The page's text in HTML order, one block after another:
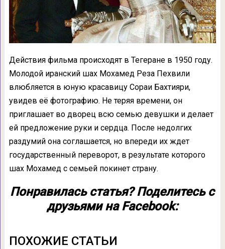
Действия фильма происходят в Тегеране в 1950 году.
Молодой иранский шах Мохамед Реза Пехвили
влюбляется в юную красавицу Сораи Бахтияри,
увидев её фотографию. Не теряя времени, он
приглашает во дворец всю семью девушки и делает
ей предложение руки и сердца. После недолгих
раздумий она соглашается, но впереди их ждет
государственный переворот, в результате которого
шах Мохамед с семьей покинет страну.
Понравилась статья? Поделитесь с
друзьями на Facebook:
ПОХОЖИЕ СТАТЬИ